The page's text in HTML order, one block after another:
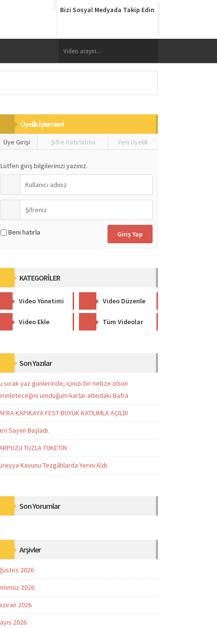
Bizi Sosyal Medyada Takip Edin
Üyeli̇k İşlemleri̇
Üye Girişi Şifre Hatırlatma Yeni Üyelik
Lütfen giriş bilgilerinizi yazınız.
Beni hatırla
KATEGORİLER
Video Yönetimi Video Düzenle
Video Ekle Tüm Videolar
Son Yazılar
sıcak yaz günlerinde, içinizi bir nebze olsun
umduğum karlar altındaki Bafra
KAPIKAYA FEST BÜYÜK KATILIMLA AÇILDI
Sayım Başladı.
TUZLA TÜKETİN
Kavunu Tezgâhlarda Yerini Aldı
Son Yorumlar
Arşivler
2026
2026
2026
2026